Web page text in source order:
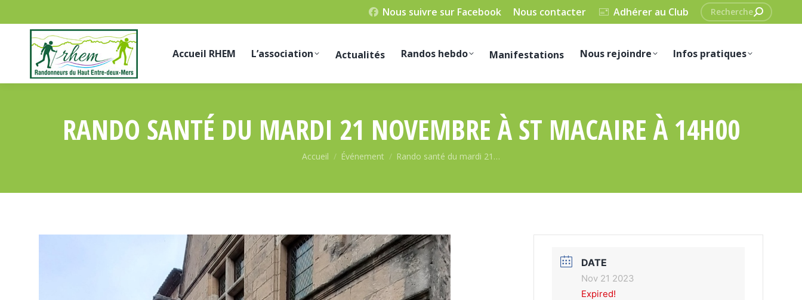
Nous suivre sur Facebook Nous contacter Adhérer au Club
Recherche
:
Accueil RHEM L’association Actualités Randos hebdo Manifestations Nous rejoindre Infos pratiques
RANDO SANTÉ DU MARDI 21 NOVEMBRE À ST MACAIRE À 14H00
Vous êtes ici :
Accueil Événement Rando santé du mardi 21…
DATE
Nov 21 2023
Expired!